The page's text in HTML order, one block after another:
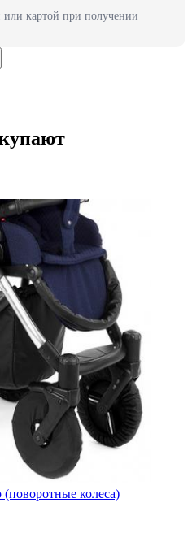
картой при получении
(поворотные колеса)